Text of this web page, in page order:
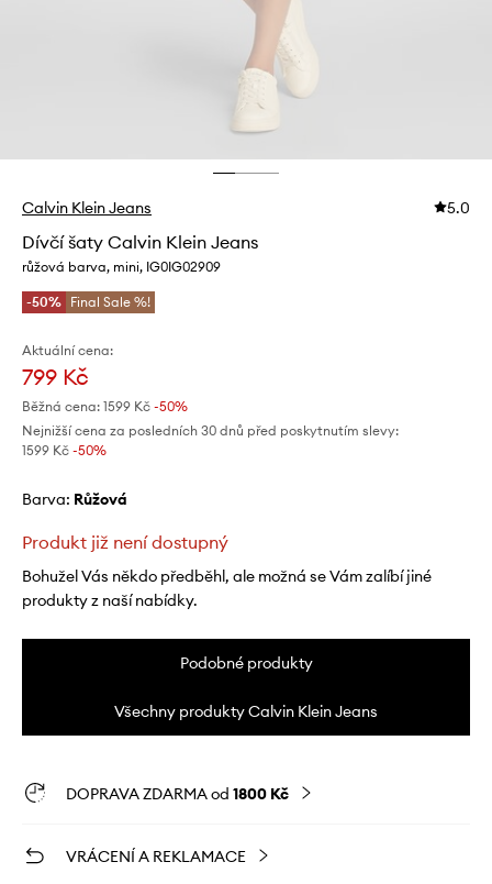
Calvin Klein Jeans 5.0
Dívčí šaty Calvin Klein Jeans
růžová barva, mini, IG0IG02909
-50% Final Sale %!
Aktuální cena:
799 Kč
Běžná cena: 1599 Kč -50%
Nejnižší cena za posledních 30 dnů před poskytnutím slevy:
1599 Kč -50%
Barva: růžová
Produkt již není dostupný
Bohužel Vás někdo předběhl, ale možná se Vám zalíbí jiné
produkty z naší nabídky.
Podobné produkty
Všechny produkty Calvin Klein Jeans
DOPRAVA ZDARMA od 1800 Kč
VRÁCENÍ A REKLAMACE